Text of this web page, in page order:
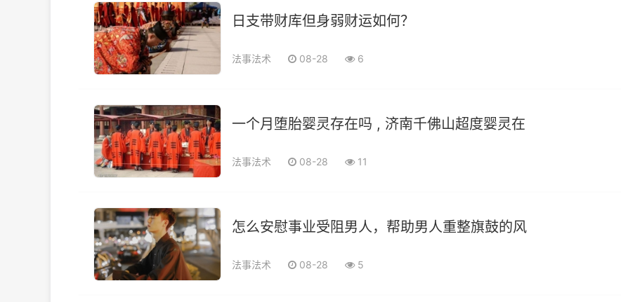
日支带财库但身弱财运如何？
法事法术 08-28 6
一个月堕胎婴灵存在吗 , 济南千佛山超度婴灵在
法事法术 08-28 11
怎么安慰事业受阻男人，帮助男人重整旗鼓的风
法事法术 08-28 5